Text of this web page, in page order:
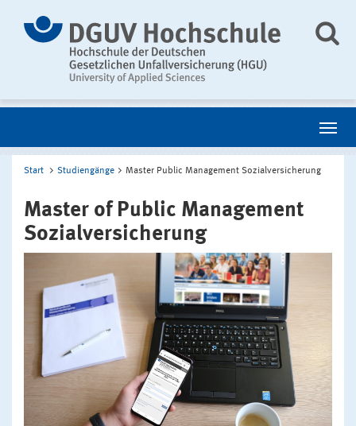
Start Studiengänge Master Public Management Sozialversicherung
Master of Public Management
Sozialversicherung